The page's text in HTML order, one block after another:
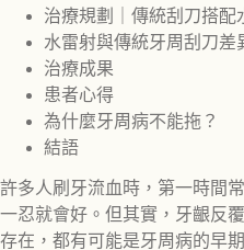
治療規劃｜傳統刮刀搭配
水雷射與傳統牙周刮刀差
治療成果
患者心得
為什麼牙周病不能拖？
結語
許多人刷牙流血時，第一時間
一忍就會好。但其實，牙齦反
存在，都有可能是牙周病的早